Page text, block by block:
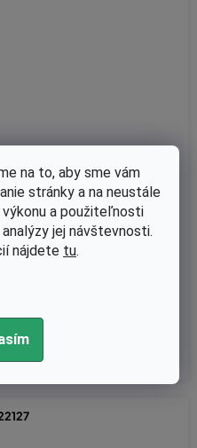
na to, aby sme vám
stránky a na neustále
a použiteľnosti
jej návštevnosti.
nájdete tu.
3,2mm (ZF-1)